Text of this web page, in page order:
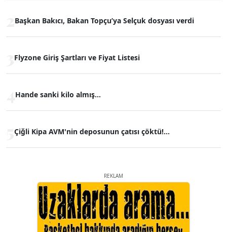
Başkan Bakıcı, Bakan Topçu’ya Selçuk dosyası verdi
Flyzone Giriş Şartları ve Fiyat Listesi
Hande sanki kilo almış...
Çiğli Kipa AVM'nin deposunun çatısı çöktü!...
REKLAM